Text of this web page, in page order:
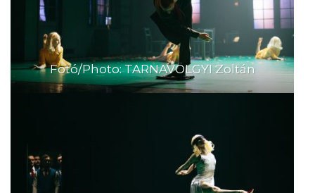
Fotó/Photo: TARNAVÖLGYI Zoltán